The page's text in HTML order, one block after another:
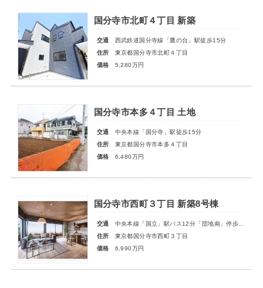
国分寺市北町４丁目 新築
交通
西武鉄道国分寺線「鷹の台」駅徒歩15分
住所
東京都国分寺市北町４丁目
価格
5,280万円
国分寺市本多４丁目 土地
交通
中央本線「国分寺」駅徒歩15分
住所
東京都国分寺市本多４丁目
価格
6,480万円
国分寺市西町３丁目 新築8号棟
交通
中央本線「国立」駅バス12分「団地南」停歩5分
住所
東京都国分寺市西町３丁目
価格
6,990万円